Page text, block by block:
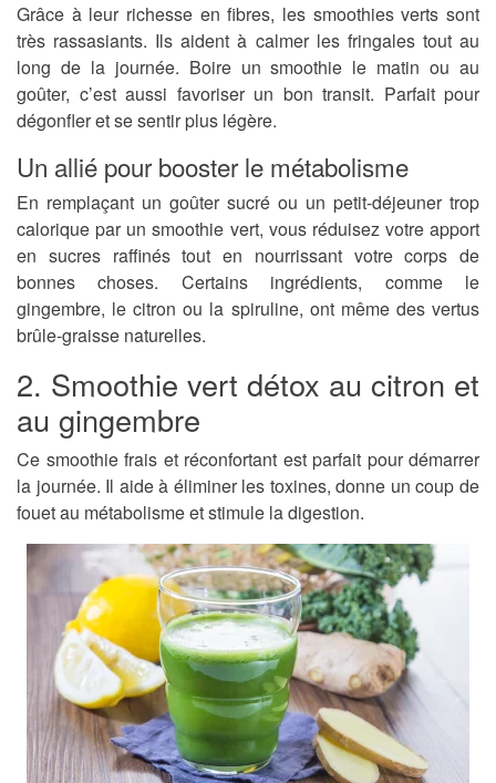
Grâce à leur richesse en fibres, les smoothies verts sont
très rassasiants. Ils aident à calmer les fringales tout au
long de la journée. Boire un smoothie le matin ou au
goûter, c’est aussi favoriser un bon transit. Parfait pour
dégonfler et se sentir plus légère.
Un allié pour booster le métabolisme
En remplaçant un goûter sucré ou un petit-déjeuner trop
calorique par un smoothie vert, vous réduisez votre apport
en sucres raffinés tout en nourrissant votre corps de
bonnes choses. Certains ingrédients, comme le
gingembre, le citron ou la spiruline, ont même des vertus
brûle-graisse naturelles.
2. Smoothie vert détox au citron et
au gingembre
Ce smoothie frais et réconfortant est parfait pour démarrer
la journée. Il aide à éliminer les toxines, donne un coup de
fouet au métabolisme et stimule la digestion.